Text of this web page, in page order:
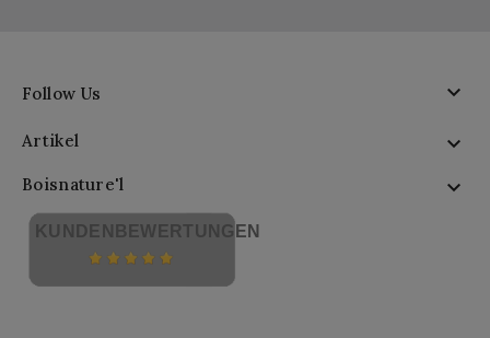
Follow Us 
Artikel 
Boisnature'l 
KUNDENBEWERTUNGEN